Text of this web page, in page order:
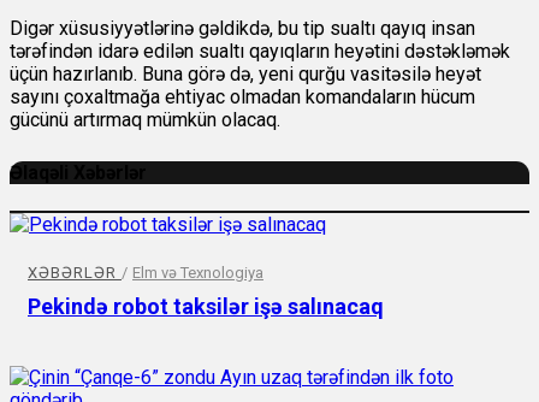
Digər xüsusiyyətlərinə gəldikdə, bu tip sualtı qayıq insan
tərəfindən idarə edilən sualtı qayıqların heyətini dəstəkləmək
üçün hazırlanıb. Buna görə də, yeni qurğu vasitəsilə heyət
sayını çoxaltmağa ehtiyac olmadan komandaların hücum
gücünü artırmaq mümkün olacaq.
Əlaqəli Xəbərlər
XƏBƏRLƏR / Elm və Texnologiya
Pekində robot taksilər işə salınacaq